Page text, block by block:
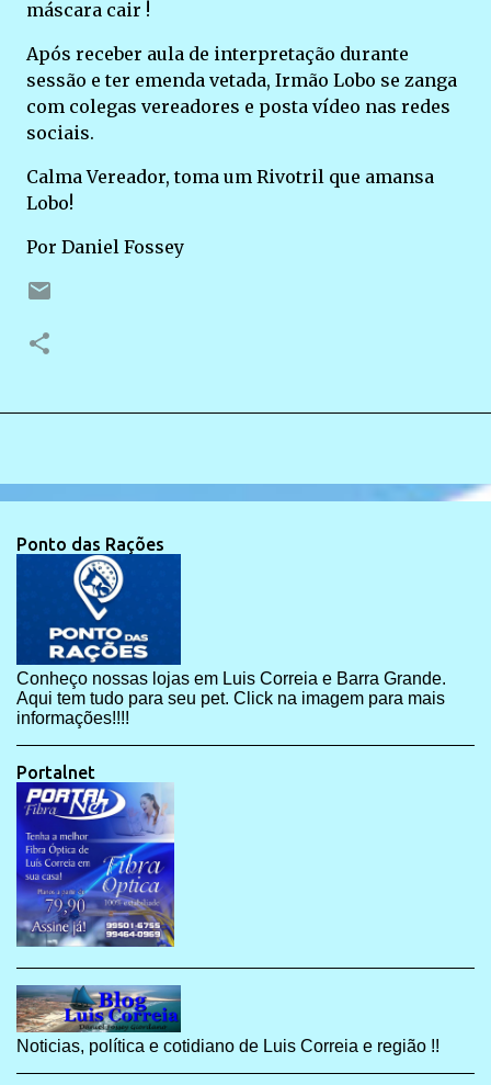
máscara cair !
Após receber aula de interpretação durante
sessão e ter emenda vetada, Irmão Lobo se zanga
com colegas vereadores e posta vídeo nas redes
sociais.
Calma Vereador, toma um Rivotril que amansa
Lobo!
Por Daniel Fossey
Ponto das Rações
Conheço nossas lojas em Luis Correia e Barra Grande.
Aqui tem tudo para seu pet. Click na imagem para mais
informações!!!!
Portalnet
Noticias, política e cotidiano de Luis Correia e região !!